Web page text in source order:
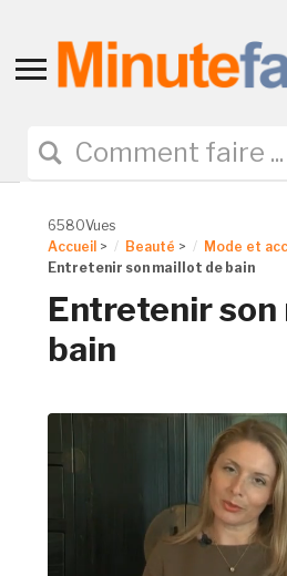
Toggle
navigation
6580Vues
Accueil > Beauté > Mode et
Entretenir son maillot de bain
Entretenir son
bain